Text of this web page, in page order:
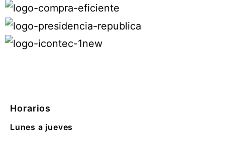
Horarios
Lunes a jueves